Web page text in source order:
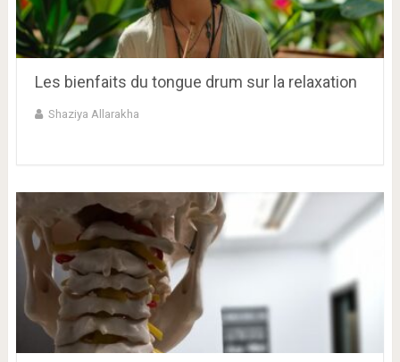
Les bienfaits du tongue drum sur la relaxation
Shaziya Allarakha